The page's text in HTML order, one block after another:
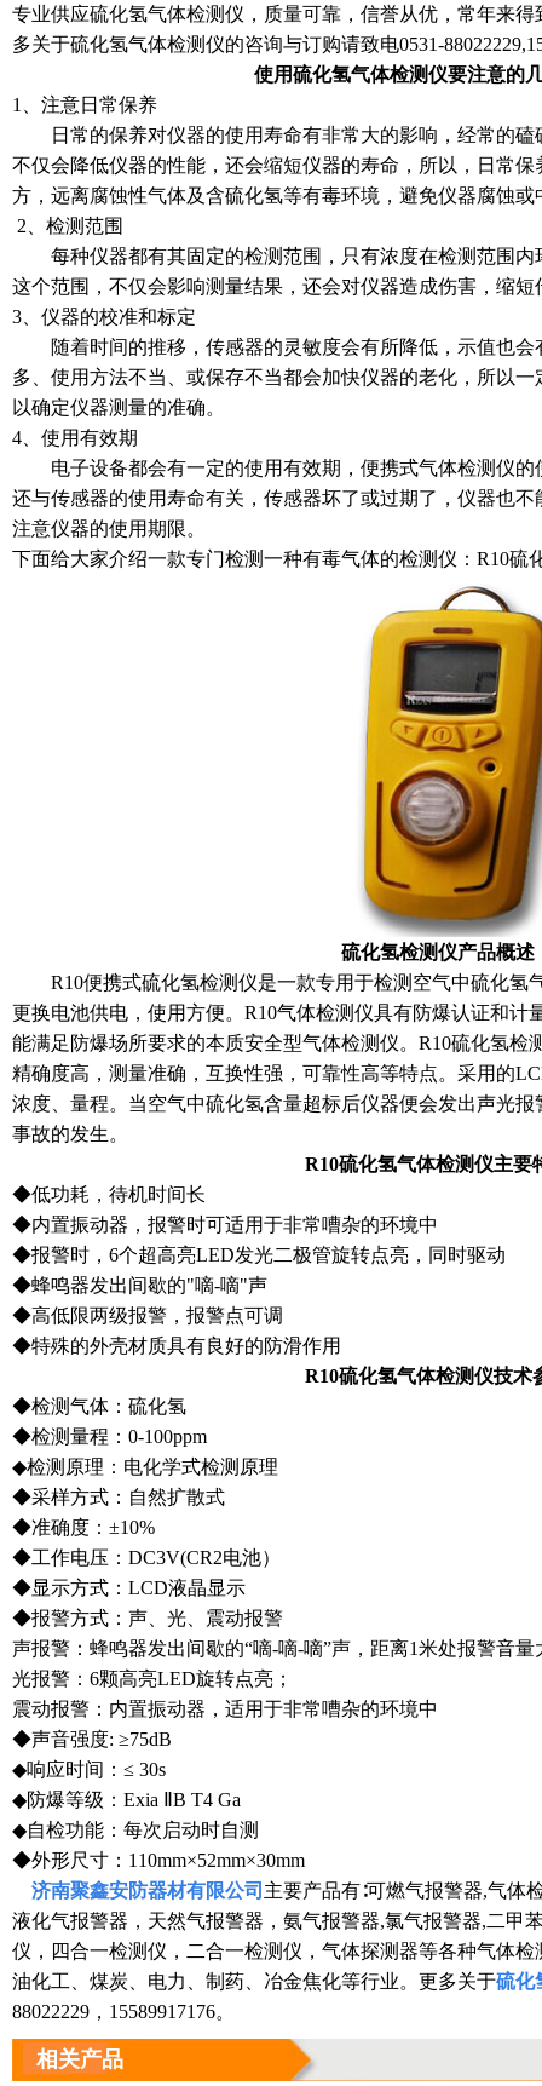
专业供应硫化氢气体检测仪，质量可靠，信誉从优，常年来
多关于硫化氢气体检测仪的咨询与订购请致电0531-
使用硫化氢气体检测仪要注意的
1、注意日常保养
日常的保养对仪器的使用寿命有非常大的影响，经常的磕
不仅会降低仪器的性能，还会缩短仪器的寿命，所以，日常
方，远离腐蚀性气体及含硫化氢等有毒环境，避免仪器腐蚀或
2、检测范围
每种仪器都有其固定的检测范围，只有浓度在检测范围内
这个范围，不仅会影响测量结果，还会对仪器造成伤害，
3、仪器的校准和标定
随着时间的推移，传感器的灵敏度会有所降低，示值也会
多、使用方法不当、或保存不当都会加快仪器的老化，所以
以确定仪器测量的准确。
4、使用有效期
电子设备都会有一定的使用有效期，便携式气体检测仪的
还与传感器的使用寿命有关，传感器坏了或过期了，仪器也
注意仪器的使用期限。
下面给大家介绍一款专门检测一种有毒气体的检测仪：R10硫
硫化氢检测仪产品概述
R10便携式硫化氢检测仪是一款专用于检测空气中硫化氢
更换电池供电，使用方便。R10气体检测仪具有防爆认证和计
能满足防爆场所要求的本质安全型气体检测仪。R10硫化氢检
精确度高，测量准确，互换性强，可靠性高等特点。采用的
浓度、量程。当空气中硫化氢含量超标后仪器便会发出声光
事故的发生。
R10硫化氢气体检测仪主要
◆低功耗，待机时间长
◆内置振动器，报警时可适用于非常嘈杂的环境中
◆报警时，6个超高亮LED发光二极管旋转点亮，同时驱动
◆蜂鸣器发出间歇的"嘀-嘀"声
◆高低限两级报警，报警点可调
◆特殊的外壳材质具有良好的防滑作用
R10硫化氢气体检测仪技术
◆检测气体：硫化氢
◆检测量程：0-100ppm
◆检测原理：电化学式检测原理
◆采样方式：自然扩散式
◆准确度：±10%
◆工作电压：DC3V(CR2电池）
◆显示方式：LCD液晶显示
◆报警方式：声、光、震动报警
声报警：蜂鸣器发出间歇的“嘀-嘀-嘀”声，距离1米处报警音量
光报警：6颗高亮LED旋转点亮；
震动报警：内置振动器，适用于非常嘈杂的环境中
◆声音强度: ≥75dB
◆响应时间：≤ 30s
◆防爆等级：Exia ⅡB T4 Ga
◆自检功能：每次启动时自测
◆外形尺寸：110mm×52mm×30mm
济南聚鑫安防器材有限公司 主要产品有∶可燃气报警器,气体
液化气报警器，天然气报警器，氨气报警器,氯气报警器,二甲
仪，四合一检测仪，二合一检测仪，气体探测器等各种气体
油化工、煤炭、电力、制药、冶金焦化等行业。更多关于硫化
88022229，15589917176。
相关产品